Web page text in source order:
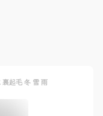
裏起毛 冬 雪 雨